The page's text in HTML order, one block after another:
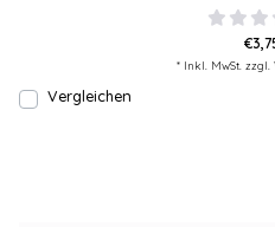
* Inkl. MwSt. zzgl.
Vergleichen